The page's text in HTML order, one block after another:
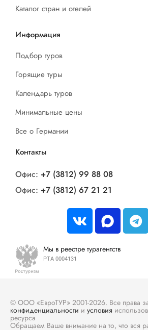
Каталог стран и отелей
Информация
Подбор туров
Горящие туры
Календарь туров
Минимальные цены
Все о Германии
Контакты
Офис: +7 (3812) 99 88 08
Офис: +7 (3812) 67 21 21
Мы в реестре турагентств
РТА 0004131
© ООО «ЕвроТУР» 2001-2026. Все права
конфиденциальности и условия
ресурса
Обращаем Ваше внимание на то, что вся